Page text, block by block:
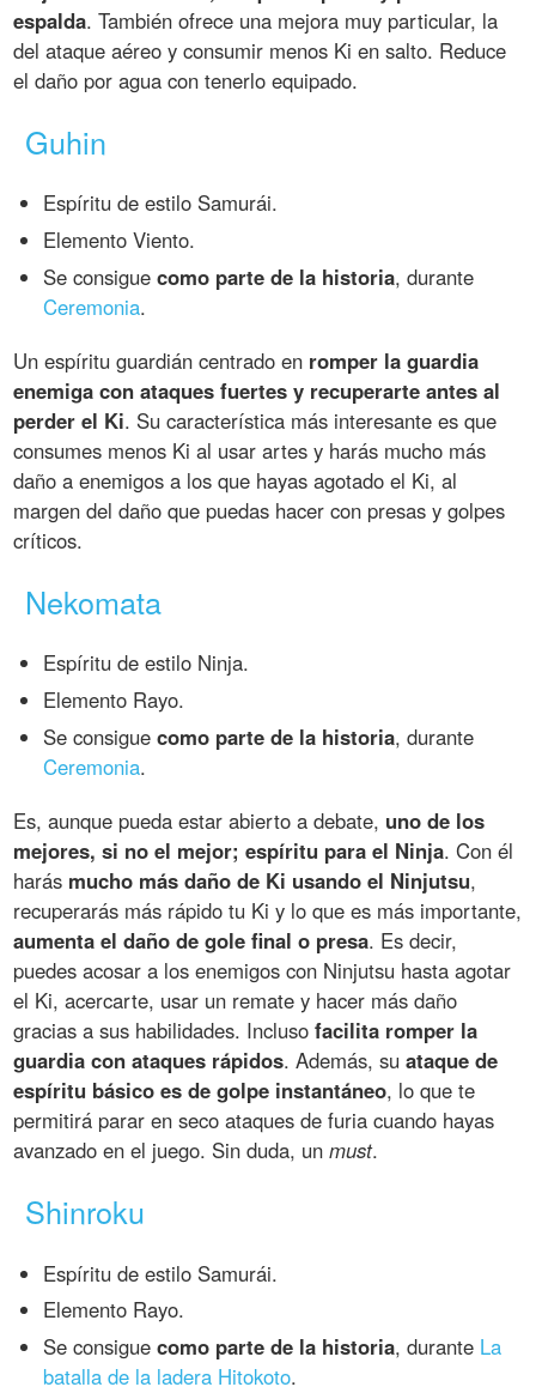
espalda. También ofrece una mejora muy particular, la
del ataque aéreo y consumir menos Ki en salto. Reduce
el daño por agua con tenerlo equipado.
Guhin
Espíritu de estilo Samurái.
Elemento Viento.
Se consiguecomo parte de la historia, durante
Ceremonia.
Un espíritu guardián centrado en romper la guardia
enemiga con ataques fuertes y recuperarte antes al
perder el Ki. Su característica más interesante es que
consumes menos Ki al usar artes y harás mucho más
daño a enemigos a los que hayas agotado el Ki, al
margen del daño que puedas hacer con presas y golpes
críticos.
Nekomata
Espíritu de estilo Ninja.
Elemento Rayo.
Se consiguecomo parte de la historia, durante
Ceremonia.
Es, aunque pueda estar abierto a debate, uno de los
mejores, si no el mejor; espíritu para el Ninja. Con él
harás mucho más daño de Ki usando el Ninjutsu,
recuperarás más rápido tu Ki y lo que es más importante,
aumenta el daño de gole final o presa. Es decir,
puedes acosar a los enemigos con Ninjutsu hasta agotar
el Ki, acercarte, usar un remate y hacer más daño
gracias a sus habilidades. Inclusofacilita romper la
guardia con ataques rápidos. Además, suataque de
espíritu básico es de golpe instantáneo, lo que te
permitirá parar en seco ataques de furia cuando hayas
avanzado en el juego. Sin duda, unmust.
Shinroku
Espíritu de estilo Samurái.
Elemento Rayo.
Se consiguecomo parte de la historia, durante La
batalla de la ladera Hitokoto.